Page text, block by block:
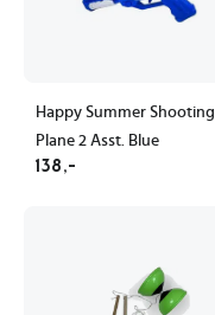
Happy Summer Shooting
Plane 2 Asst. Blue
138,-